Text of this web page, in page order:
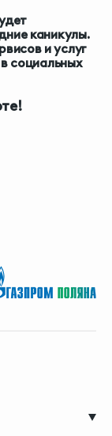
каникулы.
и услуг
социальных